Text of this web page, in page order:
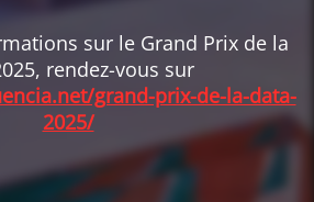
sur le Grand Prix de la
rendez-vous sur
grand-prix-de-la-data-
2025/